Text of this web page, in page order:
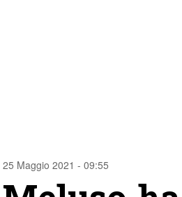
25 Maggio 2021 - 09:55